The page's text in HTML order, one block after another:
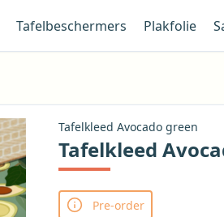
Tafelbeschermers Plakfolie
Tafelkleed Avocado green
Tafelkleed
Pre-order